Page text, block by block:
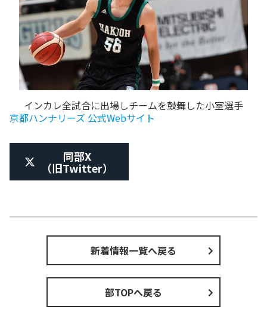
インカレ全試合に出場しチームを鼓舞した小室選手
京都ハンナリーズ 公式Webサイト
同部X
（旧Twitter）
新着情報一覧へ戻る
部TOPへ戻る